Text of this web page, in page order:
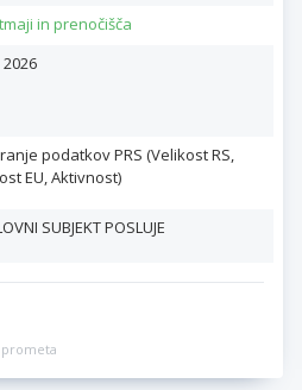
in prenočišča
2026
podatkov PRS (Velikost RS,
EU, Aktivnost)
SUBJEKT POSLUJE
prometa